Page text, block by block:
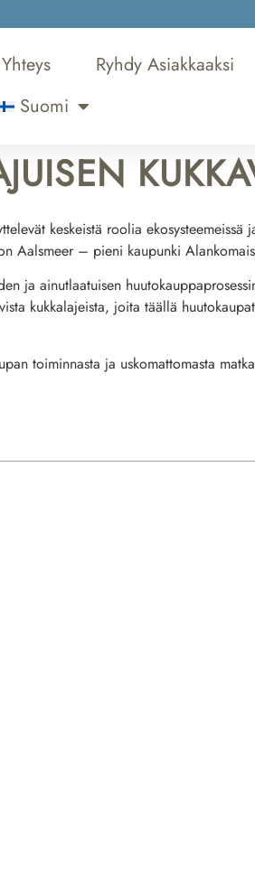
Yhteys
Ryhdy Asiakkaaksi
Suomi
keskeistä roolia
Aalsmeer – pieni kaupunki
ja ainutlaatuisen
kukkalajeista, joita täällä
toiminnasta ja uskomattomasta